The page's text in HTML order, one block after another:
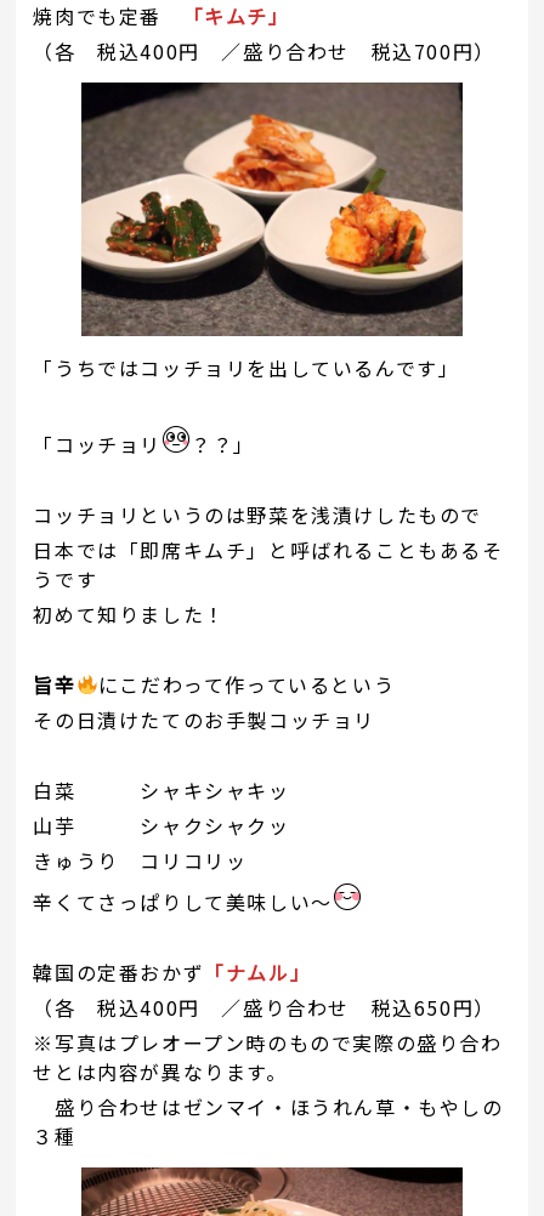
焼肉でも定番
「キムチ」
（各 税込400円 ／盛り合わせ 税込700円）
「うちではコッチョリを出しているんです」
「コッチョリ ？？」
コッチョリというのは野菜を浅漬けしたもので
日本では「即席キムチ」と呼ばれることもあるそ
うです
初めて知りました！
旨辛
にこだわって作っているという
その日漬けたてのお手製コッチョリ
白菜 シャキシャキッ
山芋 シャクシャクッ
きゅうり コリコリッ
辛くてさっぱりして美味しい～
韓国の定番おかず 「ナムル」
（各 税込400円 ／盛り合わせ 税込650円）
※写真はプレオープン時のもので実際の盛り合わ
せとは内容が異なります。
盛り合わせはゼンマイ・ほうれん草・もやしの
３種